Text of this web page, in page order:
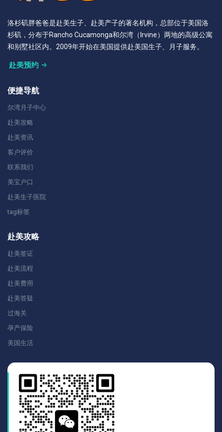
洛杉矶胖爸爸是赴美生子、赴美产子的著名机构，总部位于美国洛
杉矶，分布于Rancho Cucamonga和尔湾（Irvine）两地的高级公寓
和别墅社区内。2009年开始在美国提供赴美国生子、月子服务。
赴美预约
便捷导航
尔湾月子中心
赴美攻略
赴美资讯
客户评价
联系我们
美宝户口
赴美生子医院
tag标签
赴美攻略
赴美签证
赴美流程
赴美费用
赴美答疑
过海关
孕产保险
美国生活